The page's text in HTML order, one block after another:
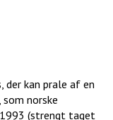
der kan prale af en
norske
(strengt taget